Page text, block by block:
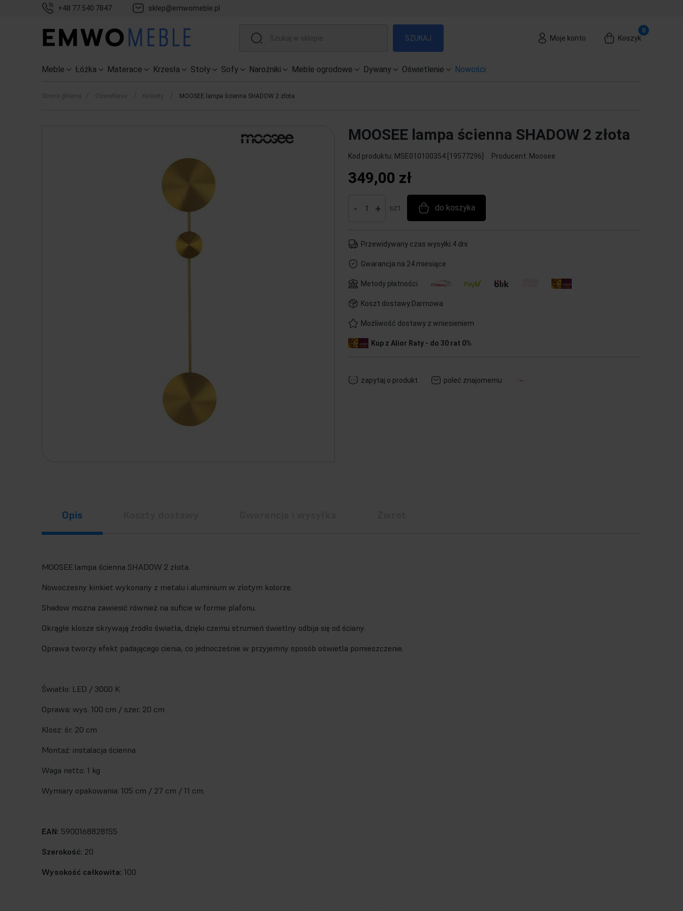
+48 77 540 7847 sklep@emwomeble.pl
SZUKAJ Moje konto Koszyk
Meble Łóżka Materace Krzesła Stoły Sofy Narożniki Meble ogrodowe Dywany Oświetlenie Nowości
Strona główna Oświetlenie Kinkiety MOOSEE lampa ścienna SHADOW 2 złota
MOOSEE lampa ścienna SHADOW 2 złota
Kod produktu: MSE010100354 [19577296] Producent: Moosee
349,00 zł
+
- szt. do koszyka
Przewidywany czas wysyłki:4 dni
Gwarancja na 24 miesiące
Metody płatności
Koszt dostawy:Darmowa
Możliwość dostawy z wniesieniem
Kup z Alior Raty - do 30 rat 0%
zapytaj o produkt poleć znajomemu
Opis
MOOSEE lampa ścienna SHADOW 2 złota.
Nowoczesny kinkiet wykonany z metalu i aluminium w złotym kolorze.
Shadow można zawiesić również na suficie w formie plafonu.
Okrągłe klosze skrywają źródło światła, dzięki czemu strumień świetlny odbija się od ściany.
Oprawa tworzy efekt padającego cienia, co jednocześnie w przyjemny sposób oświetla pomieszczenie.
Światło: LED / 3000 K
Oprawa: wys. 100 cm / szer. 20 cm
Klosz: śr. 20 cm
Montaż: instalacja ścienna
Waga netto: 1 kg
Wymiary opakowania: 105 cm / 27 cm / 11 cm.
EAN: 5900168828155
Szerokość: 20
Wysokość całkowita: 100